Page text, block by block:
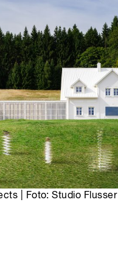
| Foto: Studio Flusser